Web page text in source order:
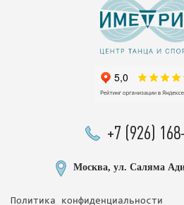
+7 (926)
Москва, ул. Саляма
Политика конфиденциальности